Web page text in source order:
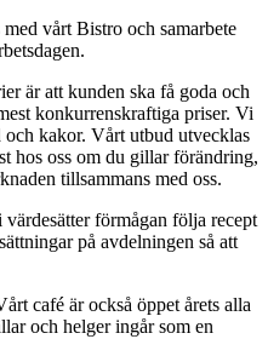
vårt Bistro och samarbete
är att kunden ska få goda och
konkurrenskraftiga priser. Vi
kakor. Vårt utbud utvecklas
hos oss om du gillar förändring,
tillsammans med oss.
förmågan följa recept
på avdelningen så att
café är också öppet årets alla
och helger ingår som en